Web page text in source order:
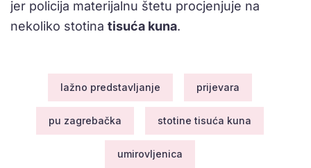
jer policija materijalnu štetu procjenjuje na
nekoliko stotina tisuća kuna.
lažno predstavljanje prijevara
pu zagrebačka stotine tisuća kuna
umirovljenica